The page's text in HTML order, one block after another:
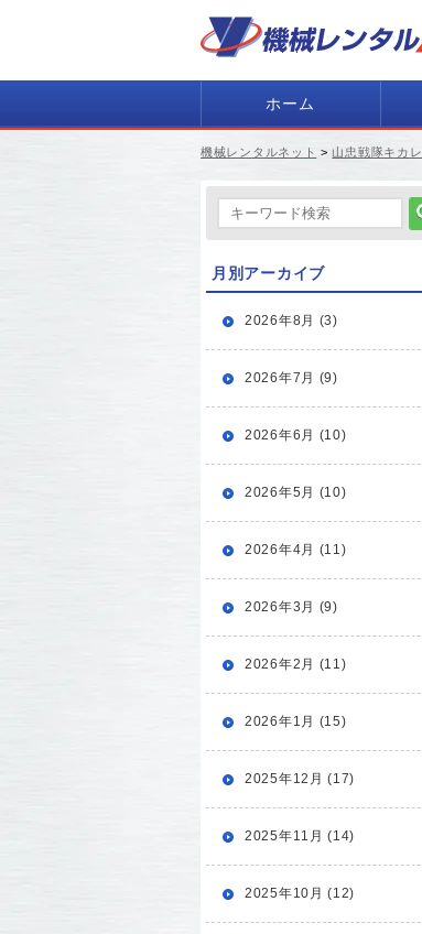
ホーム
機械レンタルネット > 山忠戦隊キカ
月別アーカイブ
2026年8月 (3)
2026年7月 (9)
2026年6月 (10)
2026年5月 (10)
2026年4月 (11)
2026年3月 (9)
2026年2月 (11)
2026年1月 (15)
2025年12月 (17)
2025年11月 (14)
2025年10月 (12)